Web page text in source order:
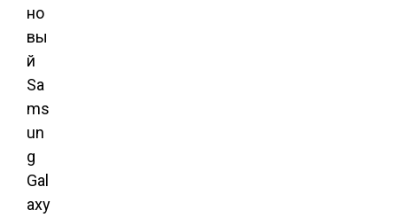
но
вы
й
Sa
ms
un
g
Gal
axy